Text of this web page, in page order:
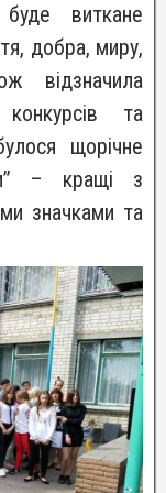
виткане
добра, миру,
відзначила
та
щорічне
– кращі з
значками та